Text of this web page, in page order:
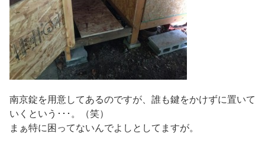
南京錠を用意してあるのですが、誰も鍵をかけずに置いて
いくという･･･。（笑）
まぁ特に困ってないんでよしとしてますが。